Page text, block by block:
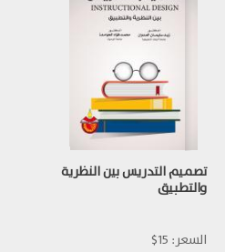
تصميم التدريس بين النظرية
والتطبيق
السعر: 15$